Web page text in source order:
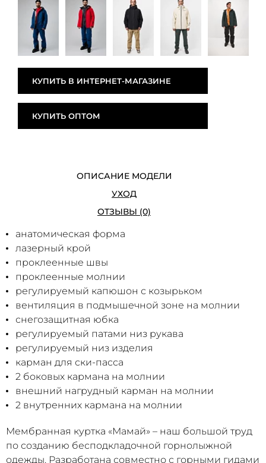
КУПИТЬ В ИНТЕРНЕТ-МАГАЗИНЕ
КУПИТЬ ОПТОМ
ОПИСАНИЕ МОДЕЛИ
УХОД
ОТЗЫВЫ (0)
анатомическая форма
лазерный крой
проклеенные швы
проклеенные молнии
регулируемый капюшон с козырьком
вентиляция в подмышечной зоне на молнии
снегозащитная юбка
регулируемый патами низ рукава
регулируемый низ изделия
карман для ски-пасса
2 боковых кармана на молнии
внешний нагрудный карман на молнии
2 внутренних кармана на молнии
Мембранная куртка «Мамай» – наш большой труд
по созданию бесподкладочной горнолыжной
одежды. Разработана совместно с горными гидами